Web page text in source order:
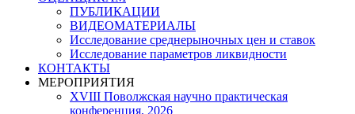
ПУБЛИКАЦИИ
ВИДЕОМАТЕРИАЛЫ
Исследование среднерыночных цен и ставок
Исследование параметров ликвидности
КОНТАКТЫ
МЕРОПРИЯТИЯ
XVIII Поволжская научно практическая
конференция, 2026